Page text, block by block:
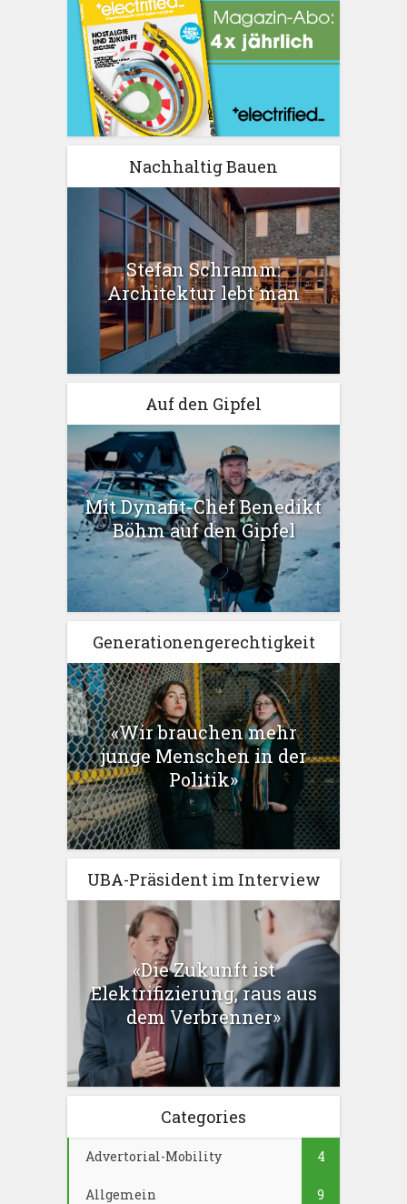
Nachhaltig Bauen
Stefan Schramm:
Architektur lebt man
Auf den Gipfel
Mit Dynafit-Chef Benedikt
Böhm auf den Gipfel
Generationengerechtigkeit
«Wir brauchen mehr
junge Menschen in der
Politik»
UBA-Präsident im Interview
«Die Zukunft ist
Elektrifizierung, raus aus
dem Verbrenner»
Categories
Advertorial-Mobility 4
Allgemein 9